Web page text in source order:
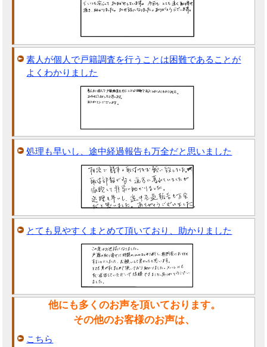
素人が個人で戸籍調査を行うことは困難であることが
よくわかりました
処理も早いし、途中経過報告も万全だと思いました
とても見やすくまとめて頂いており、助かりました
他にも多くのお声を頂いております。
その他のお客様のお声は、
こちら